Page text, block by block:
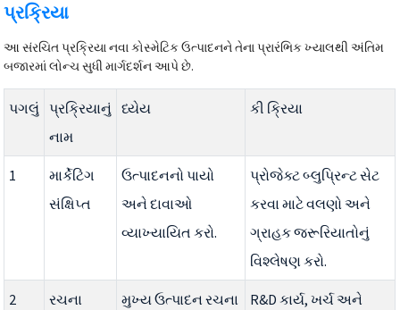
પ્રક્રિયા
આ સંરચિત પ્રક્રિયા નવા કોસ્મેટિક ઉત્પાદનને તેના પ્રારંભિક ખ્યાલથી અંતિમ
બજારમાં લોન્ચ સુધી માર્ગદર્શન આપે છે.
પગલું પ્રક્રિયાનું
નામ
ધ્યેય કી ક્રિયા
1
માર્કેટિંગ
સંક્ષિપ્ત
ઉત્પાદનનો પાયો
અને દાવાઓ
વ્યાખ્યાયિત કરો.
પ્રોજેક્ટ બ્લુપ્રિન્ટ સેટ
કરવા માટે વલણો અને
ગ્રાહક જરૂરિયાતોનું
વિશ્લેષણ કરો.
2 રચના
મુખ્ય ઉત્પાદન રચના
R&D કાર્ય, ખર્ચ અને